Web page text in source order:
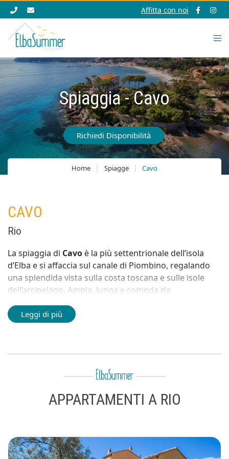
Affitta con noi
Spiaggia - Cavo
Richiedi Disponibilità
Home Spiagge Cavo
CAVO
Rio
La spiaggia di Cavo è la più settentrionale dell’isola
d’Elba e si affaccia sul canale di Piombino, regalando
una splendida vista sulla costa toscana e sulle isole
dell’arcipelago. Ampia, lunga e comoda da
raggiungere, è perfetta per chi cerca una località
pratica ma allo stesso tempo suggestiva.
dolcemente, rendendola adatta alle famiglie, ai
lungomare, dove si trovano anche negozi e servizi
turistici. L’atmosfera è piacevole e ordinata, tipica del
Leggi di più
APPARTAMENTI A RIO